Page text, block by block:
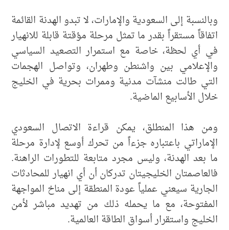
وبالنسبة إلى السعودية والإمارات، لا تبدو الهدنة القائمة
اتفاقاً مستقراً بقدر ما تمثل مرحلة مؤقتة قابلة للانهيار
في أي لحظة، خاصة مع استمرار التصعيد السياسي
والإعلامي بين واشنطن وطهران، وتواصل الهجمات
التي طالت منشآت مدنية وممرات بحرية في الخليج
خلال الأسابيع الماضية.
ومن هذا المنطلق، يمكن قراءة الاتصال السعودي
الإماراتي باعتباره جزءاً من تحرك أوسع لإدارة مرحلة
ما بعد الهدنة، وليس مجرد متابعة للتطورات الراهنة.
فالعاصمتان الخليجيتان تدركان أن أي انهيار للمحادثات
الجارية سيعني عملياً عودة المنطقة إلى مناخ المواجهة
المفتوحة، مع ما يحمله ذلك من تهديد مباشر لأمن
الخليج واستقرار أسواق الطاقة العالمية.